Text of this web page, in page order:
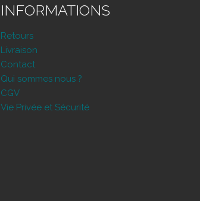
INFORMATIONS
Retours
Livraison
Contact
Qui sommes nous ?
CGV
Vie Privée et Sécurité